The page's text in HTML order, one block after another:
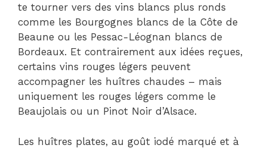
te tourner vers des vins blancs plus ronds
comme les Bourgognes blancs de la Côte de
Beaune ou les Pessac-Léognan blancs de
Bordeaux. Et contrairement aux idées reçues,
certains vins rouges légers peuvent
accompagner les huîtres chaudes – mais
uniquement les rouges légers comme le
Beaujolais ou un Pinot Noir d’Alsace.
Les huîtres plates, au goût iodé marqué et à